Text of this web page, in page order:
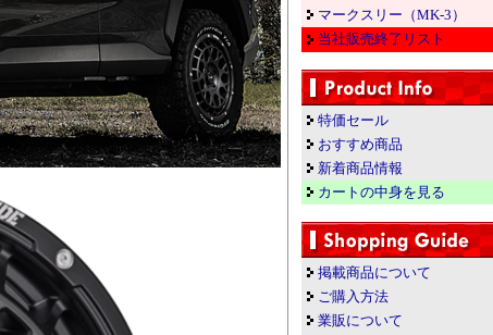
マークスリー（MK-3）
当社販売終了リスト
特価セール
おすすめ商品
新着商品情報
カートの中身を見る
掲載商品について
ご購入方法
業販について